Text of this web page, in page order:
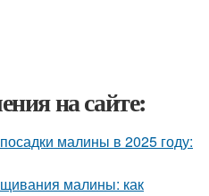
на сайте:
малины в 2025 году:
малины: как